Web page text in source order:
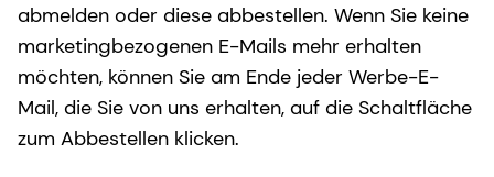
abmelden oder diese abbestellen. Wenn Sie keine
marketingbezogenen E-Mails mehr erhalten
möchten, können Sie am Ende jeder Werbe-E-
Mail, die Sie von uns erhalten, auf die Schaltfläche
zum Abbestellen klicken.